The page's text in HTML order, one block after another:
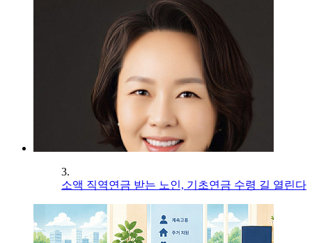
3.
소액 직역연금 받는 노인, 기초연금 수령 길 열린다